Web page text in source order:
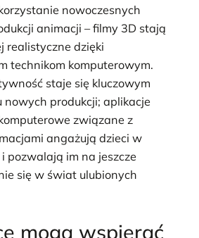
nowoczesnych
animacji – filmy 3D stają
realistyczne dzięki
technikom komputerowym.
staje się kluczowym
nowych produkcji; aplikacje
związane z
angażują dzieci w
pozwalają im na jeszcze
się w świat ulubionych
mogą wspierać